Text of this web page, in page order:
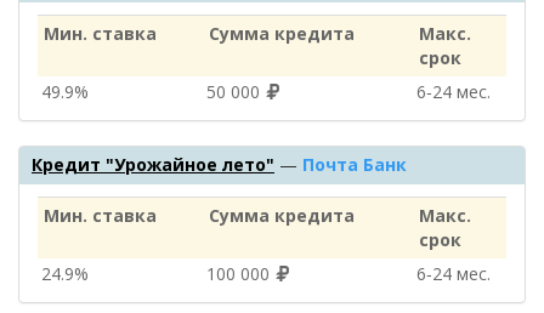
Мин. ставка Сумма кредита
Макс.
срок
49.9%
50 000 6‑24 мес.
Кредит "Урожайное лето" — Почта Банк
Мин. ставка Сумма кредита
Макс.
срок
24.9%
100 000 6‑24 мес.